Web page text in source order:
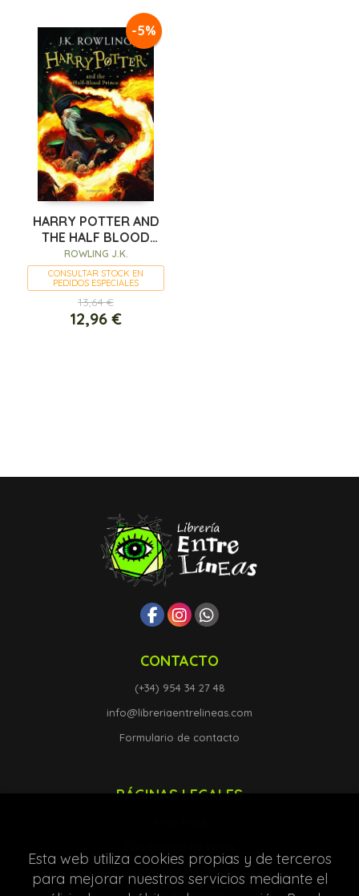
-5%
HARRY POTTER AND
THE HALF BLOOD
PRINCE
ROWLING J.K.
CONSULTAR STOCK EN
PEDIDOS ESPECIALES
13,64 €
12,96 €
CONTACTO
(+34) 954 34 27 48
info@libreriaentrelineas.com
Formulario de contacto
PÁGINAS LEGALES
Protección de datos
Esta web utiliza cookies propias y de terceros
para mejorar nuestros servicios mediante el